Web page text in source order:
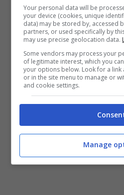
fai attenzione a
Your personal data will be
your device (cookies, unique
data) may be stored by, accessed
partners, or used specifically by
may use precise geolocation data.
Some vendors may process your
of legitimate interest, which you
your options below. Look for a
or in the site menu to manage or
and cookie settings.
Manage